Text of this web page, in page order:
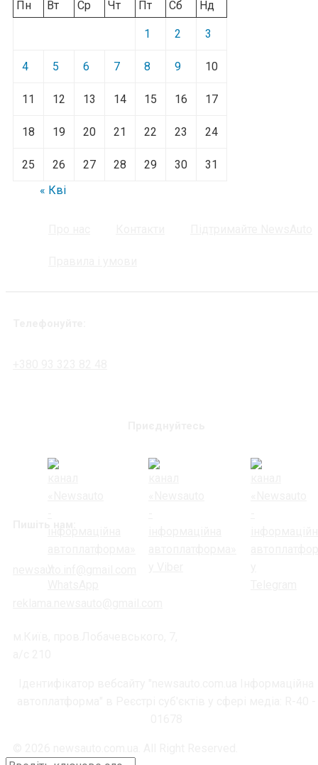
Пн
Вт Ср Чт Пт Сб Нд
1 2 3
4 5 6 7 8 9 10
11 12 13 14 15 16 17
18 19 20 21 22 23 24
25 26 27 28 29 30
31
« Кві